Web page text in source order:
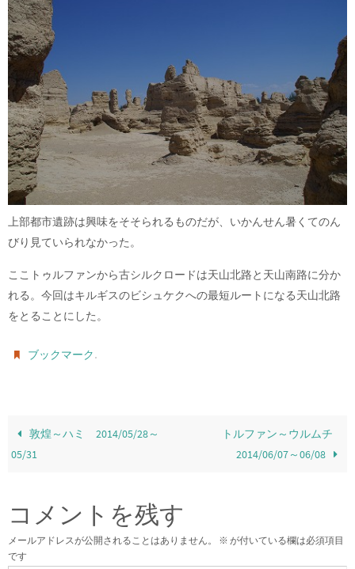
上部都市遺跡は興味をそそられるものだが、いかんせん暑くてのん
びり見ていられなかった。
ここトゥルファンから古シルクロードは天山北路と天山南路に分か
れる。今回はキルギスのビシュケクへの最短ルートになる天山北路
をとることにした。
ブックマーク.
敦煌～ハミ 2014/05/28～
05/31
トルファン～ウルムチ
2014/06/07～06/08
コメントを残す
メールアドレスが公開されることはありません。 ※ が付いている欄は必須項目
です